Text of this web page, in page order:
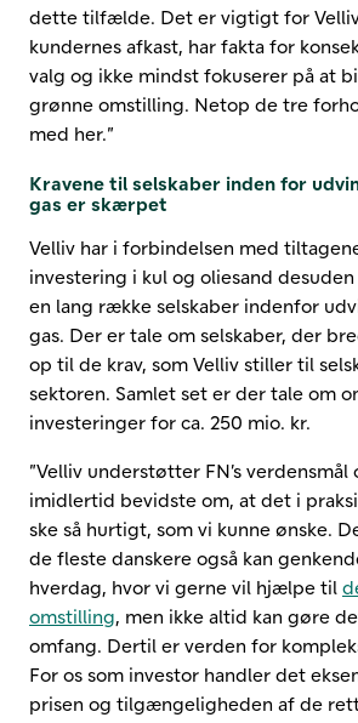
dette tilfælde. Det er vigtigt for
kundernes afkast, har fakta for
valg og ikke mindst fokuserer på at
grønne omstilling. Netop de tre
med her.”
Kravene til selskaber inden for
gas er skærpet
Velliv har i forbindelsen med
investering i kul og oliesand
en lang række selskaber indenfor
gas. Der er tale om selskaber, der
op til de krav, som Velliv stiller til
sektoren. Samlet set er der tale om
investeringer for ca. 250 mio. kr.
”Velliv understøtter FN’s verdensmål
imidlertid bevidste om, at det i
ske så hurtigt, som vi kunne ønske.
de fleste danskere også kan
hverdag, hvor vi gerne vil hjælpe til
omstilling, men ikke altid kan gøre
omfang. Dertil er verden for
For os som investor handler det
prisen og tilgængeligheden af de